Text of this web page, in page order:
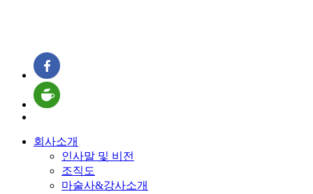
회사소개
인사말 및 비전
조직도
마술사&강사소개